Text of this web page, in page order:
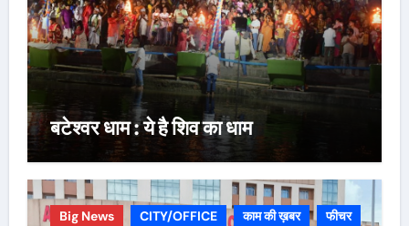
बटेश्वर धाम : ये है शिव का धाम
Big News CITY/OFFICE काम की ख़बर फीचर